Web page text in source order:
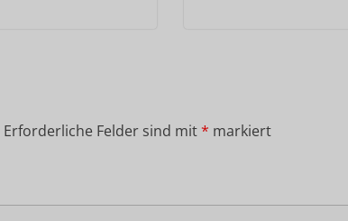
Erforderliche Felder sind mit* markiert